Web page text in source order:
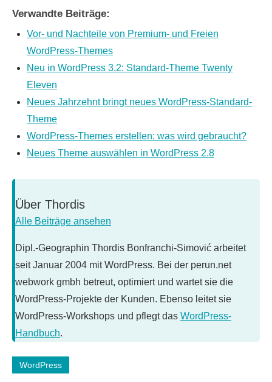
Verwandte Beiträge:
Vor- und Nachteile von Premium- und Freien
WordPress-Themes
Neu in WordPress 3.2: Standard-Theme Twenty
Eleven
Neues Jahrzehnt bringt neues WordPress-Standard-
Theme
WordPress-Themes erstellen: was wird gebraucht?
Neues Theme auswählen in WordPress 2.8
Über Thordis
Alle Beiträge ansehen
Dipl.-Geographin Thordis Bonfranchi-Simović arbeitet
seit Januar 2004 mit WordPress. Bei der perun.net
webwork gmbh betreut, optimiert und wartet sie die
WordPress-Projekte der Kunden. Ebenso leitet sie
WordPress-Workshops und pflegt das WordPress-
Handbuch.
Schlagwörter:
WordPress